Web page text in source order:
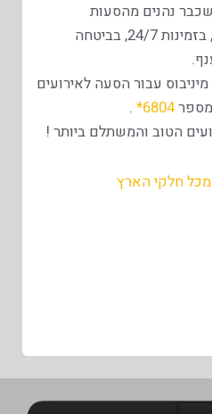
נהנים מהסעות
לאירועים לכל חלקי הארץ, בזמינות 24/7, בביטחה
עבור הסעה לאירועים
6804*
.
הטוב והמשתלם ביותר !
חלקי הארץ